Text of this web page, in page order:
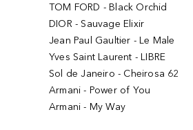
TOM FORD - Black Orchid
DIOR - Sauvage Elixir
Jean Paul Gaultier - Le Male
Yves Saint Laurent - LIBRE
Sol de Janeiro - Cheirosa 62
Armani - Power of You
Armani - My Way